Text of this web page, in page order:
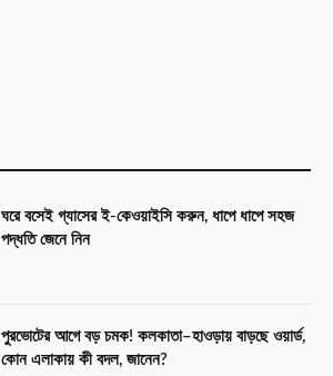
ঘরে বসেই গ্যাসের ই-কেওয়াইসি করুন, ধাপে ধাপে সহজ
পদ্ধতি জেনে নিন
পুরভোটের আগে বড় চমক! কলকাতা–হাওড়ায় বাড়ছে ওয়ার্ড,
কোন এলাকায় কী বদল, জানেন?